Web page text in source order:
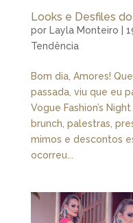
Looks e Desfiles do
por Layla Monteiro
Tendência
Bom dia, Amores!
passada, viu que eu
Vogue Fashion’s
brunch, palestras,
mimos e descontos
ocorreu...